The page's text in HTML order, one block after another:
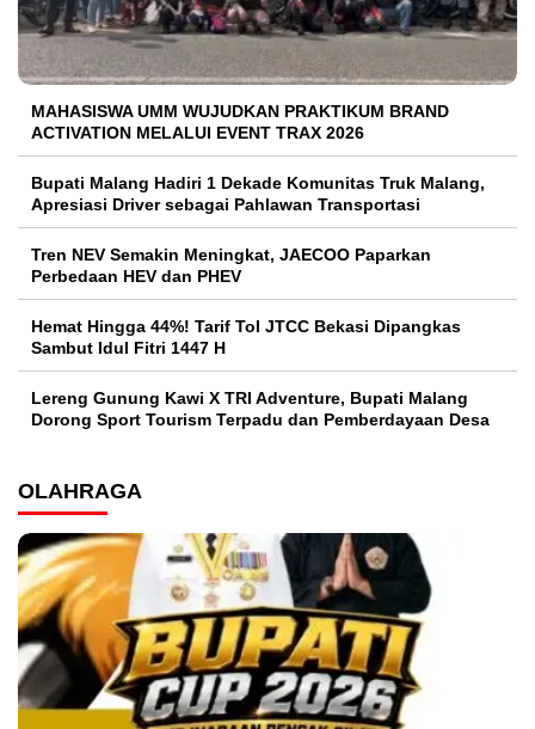
MAHASISWA UMM WUJUDKAN PRAKTIKUM BRAND
ACTIVATION MELALUI EVENT TRAX 2026
Bupati Malang Hadiri 1 Dekade Komunitas Truk Malang,
Apresiasi Driver sebagai Pahlawan Transportasi
Tren NEV Semakin Meningkat, JAECOO Paparkan
Perbedaan HEV dan PHEV
Hemat Hingga 44%! Tarif Tol JTCC Bekasi Dipangkas
Sambut Idul Fitri 1447 H
Lereng Gunung Kawi X TRI Adventure, Bupati Malang
Dorong Sport Tourism Terpadu dan Pemberdayaan Desa
OLAHRAGA